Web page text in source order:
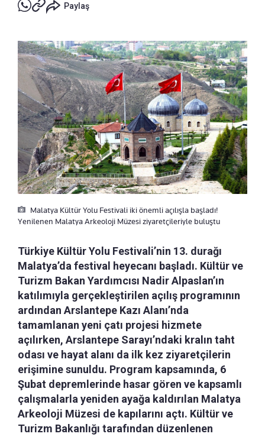
Paylaş
Malatya Kültür Yolu Festivali iki önemli açılışla başladı!
Yenilenen Malatya Arkeoloji Müzesi ziyaretçileriyle buluştu
Türkiye Kültür Yolu Festivali’nin 13. durağı
Malatya’da festival heyecanı başladı. Kültür ve
Turizm Bakan Yardımcısı Nadir Alpaslan’ın
katılımıyla gerçekleştirilen açılış programının
ardından Arslantepe Kazı Alanı’nda
tamamlanan yeni çatı projesi hizmete
açılırken, Arslantepe Sarayı’ndaki kralın taht
odası ve hayat alanı da ilk kez ziyaretçilerin
erişimine sunuldu. Program kapsamında, 6
Şubat depremlerinde hasar gören ve kapsamlı
çalışmalarla yeniden ayağa kaldırılan Malatya
Arkeoloji Müzesi de kapılarını açtı. Kültür ve
Turizm Bakanlığı tarafından düzenlenen